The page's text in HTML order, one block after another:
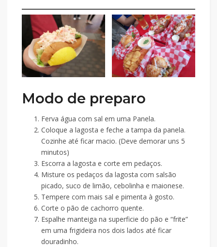
Modo de preparo
Ferva água com sal em uma Panela.
Coloque a lagosta e feche a tampa da panela.
Cozinhe até ficar macio. (Deve demorar uns 5
minutos)
Escorra a lagosta e corte em pedaços.
Misture os pedaços da lagosta com salsão
picado, suco de limão, cebolinha e maionese.
Tempere com mais sal e pimenta à gosto.
Corte o pão de cachorro quente.
Espalhe manteiga na superficie do pão e “frite”
em uma frigideira nos dois lados até ficar
douradinho.